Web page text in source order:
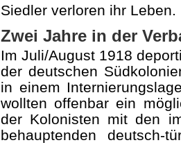
Siedler verloren ihr Leben.
Zwei Jahre in der
Im Juli/August 1918
der deutschen
in einem
wollten offenbar ein
der Kolonisten mit den
behauptenden deutsch-